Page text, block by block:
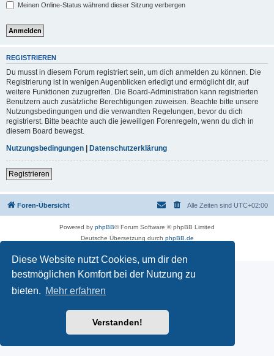
Diese Website nutzt Cookies, um dir den
bestmöglichen Komfort bei der Nutzung zu
bieten. Mehr erfahren
Verstanden!
Meinen Online-Status während dieser Sitzung verbergen
REGISTRIEREN
Du musst in diesem Forum registriert sein, um dich anmelden zu können. Die
Registrierung ist in wenigen Augenblicken erledigt und ermöglicht dir, auf
weitere Funktionen zuzugreifen. Die Board-Administration kann registrierten
Benutzern auch zusätzliche Berechtigungen zuweisen. Beachte bitte unsere
Nutzungsbedingungen und die verwandten Regelungen, bevor du dich
registrierst. Bitte beachte auch die jeweiligen Forenregeln, wenn du dich in
diesem Board bewegst.
Nutzungsbedingungen | Datenschutzerklärung
Registrieren
Foren-Übersicht Alle Zeiten sind UTC+02:00
Powered by phpBB® Forum Software © phpBB Limited
Deutsche Übersetzung durch phpBB.de